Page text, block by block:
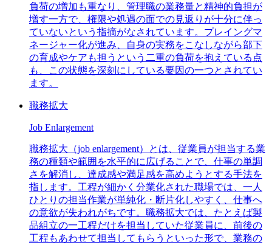
負荷の増加も重なり、管理職の業務量と精神的負担が
増す一方で、権限や処遇の面での見返りが十分に伴っ
ていないという指摘がなされています。プレイングマ
ネージャー化が進み、自身の実務をこなしながら部下
の育成やケアも担うという二重の負荷を抱えている点
も、この状態を深刻にしている要因の一つとされてい
ます。
職務拡大
Job Enlargement
職務拡大（job enlargement）とは、従業員が担当する業
務の種類や範囲を水平的に広げることで、仕事の単調
さを解消し、達成感や満足感を高めようとする手法を
指します。工程が細かく分業化された職場では、一人
ひとりの担当作業が単純化・断片化しやすく、仕事へ
の意欲が失われがちです。職務拡大では、たとえば製
品組立の一工程だけを担当していた従業員に、前後の
工程もあわせて担当してもらうといった形で、業務の